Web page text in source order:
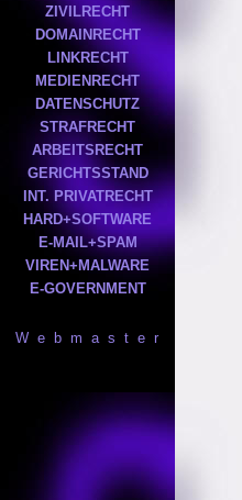
ZIVILRECHT
DOMAINRECHT
LINKRECHT
MEDIENRECHT
DATENSCHUTZ
STRAFRECHT
ARBEITSRECHT
GERICHTSSTAND
INT. PRIVATRECHT
HARD+SOFTWARE
E-MAIL+SPAM
VIREN+MALWARE
E-GOVERNMENT
W e b m a s t e r